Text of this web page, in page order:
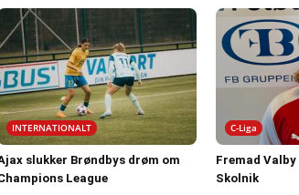
INTERNATIONALT
slukker Brøndbys drøm om
League
C-Liga
Fremad
Skolnik